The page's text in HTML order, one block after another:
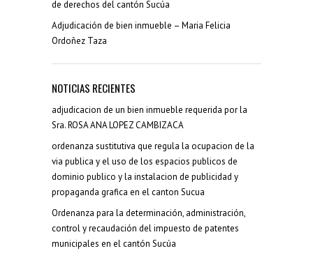
de derechos del cantón Sucúa
Adjudicación de bien inmueble – Maria Felicia
Ordoñez Taza
NOTICIAS RECIENTES
adjudicacion de un bien inmueble requerida por la
Sra. ROSA ANA LOPEZ CAMBIZACA
ordenanza sustitutiva que regula la ocupacion de la
via publica y el uso de los espacios publicos de
dominio publico y la instalacion de publicidad y
propaganda grafica en el canton Sucua
Ordenanza para la determinación, administración,
control y recaudación del impuesto de patentes
municipales en el cantón Sucúa